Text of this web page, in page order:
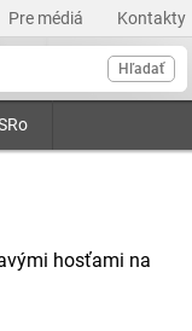
Pre médiá Kontakty
Hľadať
hosťami na